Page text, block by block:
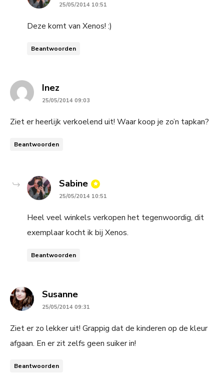
25/05/2014 10:51
Deze komt van Xenos! :)
Beantwoorden
Inez
25/05/2014 09:03
Ziet er heerlijk verkoelend uit! Waar koop je zo’n tapkan?
Beantwoorden
Sabine says:
25/05/2014 10:51
Heel veel winkels verkopen het tegenwoordig, dit
exemplaar kocht ik bij Xenos.
Beantwoorden
Susannesays:
25/05/2014 09:31
Ziet er zo lekker uit! Grappig dat de kinderen op de kleur
afgaan. En er zit zelfs geen suiker in!
Beantwoorden